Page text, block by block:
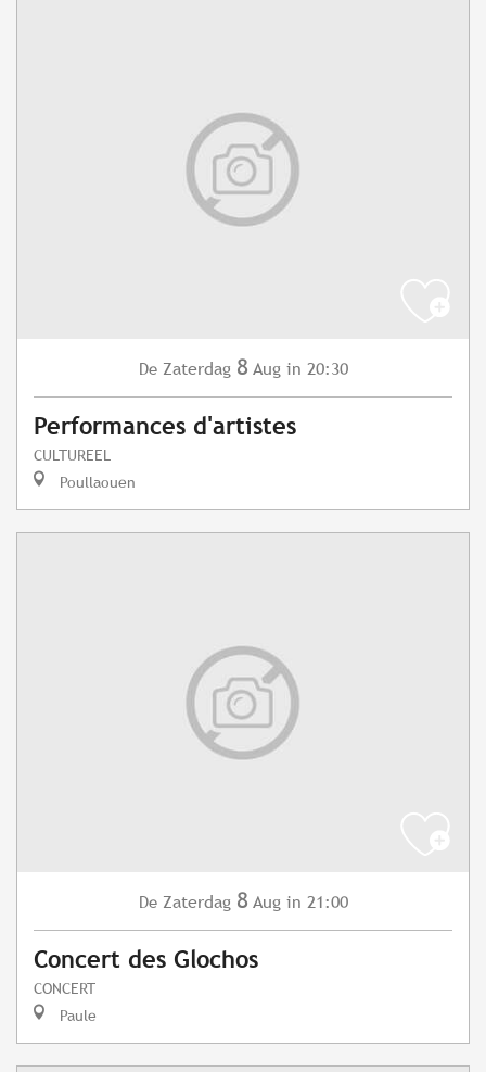
De Zaterdag 8 Aug in 20:30
Performances d'artistes
CULTUREEL
Poullaouen
De Zaterdag 8 Aug in 21:00
Concert des Glochos
CONCERT
Paule